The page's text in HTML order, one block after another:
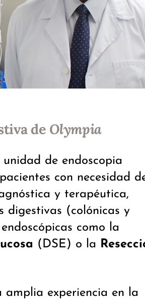
de Olympia
de endoscopia
con necesidad
y terapéutica,
digestivas (colónicas y
como la
(DSE) o la
amplia experiencia en la